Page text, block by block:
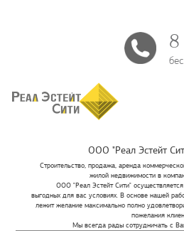
ООО "Реал Эстейт
Строительство, продажа, аренда
жилой недвижимости в
ООО "Реал Эстейт Сити"
выгодных для вас условиях. В основе нашей
лежит желание максимально полно
пожелания
Мы всегда рады сотрудничать с